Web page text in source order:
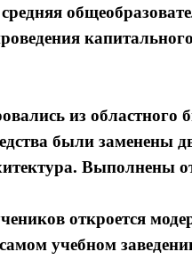
из
были заменены
Выполнены
откроется
учебном